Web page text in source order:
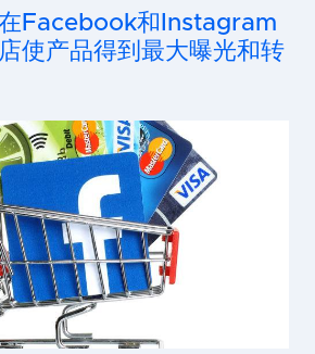
Facebook和Instagram
使产品得到最大曝光和转